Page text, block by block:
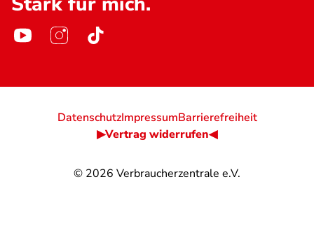
© 2026 Verbraucherzentrale e.V.
DatenschutzImpressumBarrierefreiheit
▶Vertrag widerrufen◀